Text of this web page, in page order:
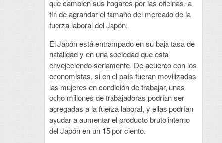
que cambien sus hogares por las oficinas, a
fin de agrandar el tamaño del mercado de la
fuerza laboral del Japón.
El Japón está entrampado en su baja tasa de
natalidad y en una sociedad que está
envejeciendo seriamente. De acuerdo con los
economistas, si en el país fueran movilizadas
las mujeres en condición de trabajar, unas
ocho millones de trabajadoras podrían ser
agregadas a la fuerza laboral, y ellas podrían
ayudar a aumentar el producto bruto interno
del Japón en un 15 por ciento.